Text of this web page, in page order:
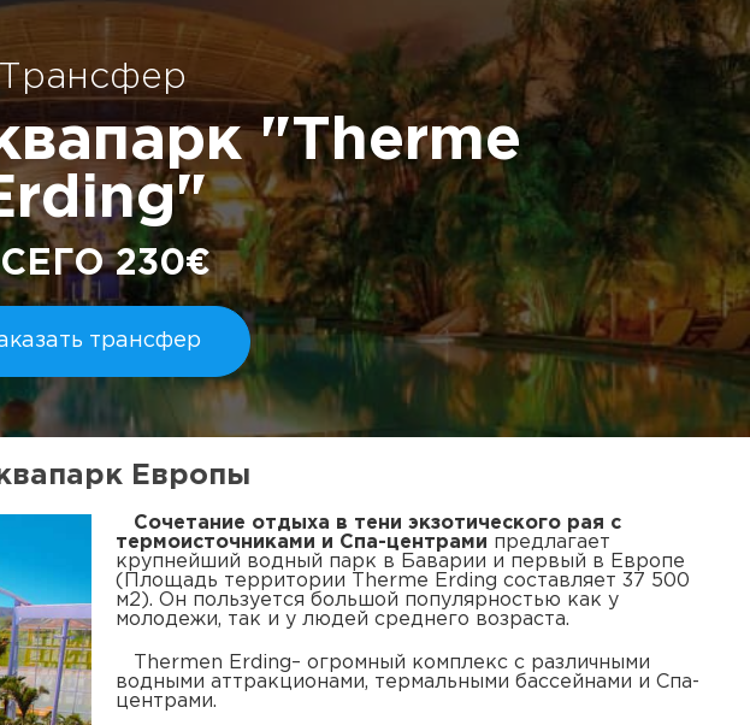
"Therme
230€
трансфер
Европы
Сочетание отдыха в тени экзотического рая с
термоисточниками и Спа-центрами предлагает
крупнейший водный парк в Баварии и первый в Европе
(Площадь территории Therme Erding составляет 37 500
м2). Он пользуется большой популярностью как у
молодежи, так и у людей среднего возраста.
Thermen Erding– огромный комплекс с различными
водными аттракционами, термальными бассейнами и Спа-
центрами.